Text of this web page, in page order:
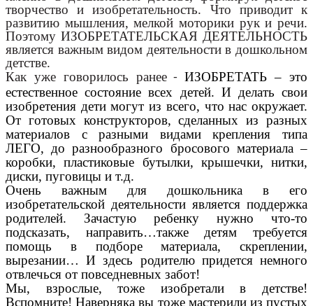
творчество и изобретательность. Что приводит к
развитию мышления, мелкой моторики рук и речи.
Поэтому ИЗОБРЕТАТЕЛЬСКАЯ ДЕЯТЕЛЬНОСТЬ
является важным видом деятельности в дошкольном
детстве.
Как уже говорилось ранее-ИЗОБРЕТАТЬ – это
естественное состояние всех детей. И делать свои
изобретения дети могут из всего, что нас окружает.
От готовых конструкторов, сделанных из разных
материалов с разными видами крепления типа
ЛЕГО, до разнообразного бросового материала –
коробки, пластиковые бутылки, крышечки, нитки,
диски, пуговицы и т.д.
Очень важным для дошкольника в его
изобретательской деятельности является поддержка
родителей. Зачастую ребенку нужно что-то
подсказать, направить…также детям требуется
помощь в подборе материала, скреплении,
вырезании… И здесь родителю придется немного
отвлечься от повседневных забот!
Мы, взрослые, тоже изобретали в детстве!
Вспомните! Наверняка вы тоже мастерили из пустых